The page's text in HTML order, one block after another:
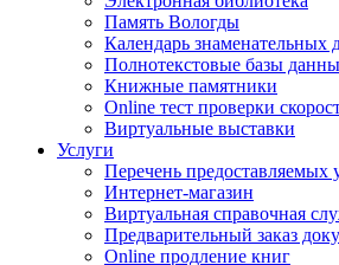
Память Вологды
Календарь знаменательных
Полнотекстовые базы
Книжные памятники
Online тест проверки
Виртуальные выставки
Услуги
Перечень предоставляемых
Интернет-магазин
Виртуальная справочная
Предварительный заказ
Online продление книг